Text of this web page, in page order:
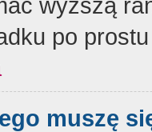
po
muszę